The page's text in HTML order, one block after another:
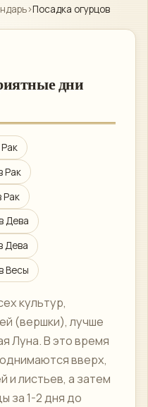
›Посадка огурцов
дни
Рак
Рак
Рак
Дева
Дева
Весы
культур,
(вершки), лучше
Луна. В это время
вверх,
и листьев, а затем
за 1-2 дня до